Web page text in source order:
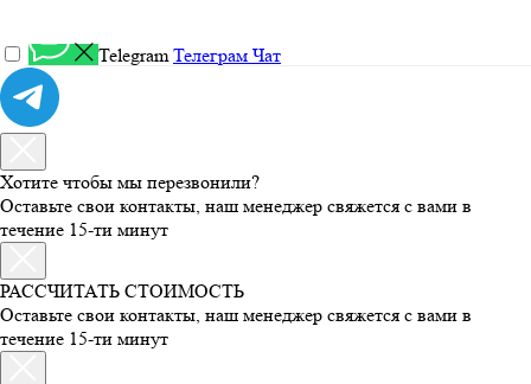
TelegramТелеграм Чат
Хотите чтобы мы перезвонили?
Оставьте свои контакты, наш менеджер свяжется с вами в
течение 15-ти минут
РАССЧИТАТЬ СТОИМОСТЬ
Оставьте свои контакты, наш менеджер свяжется с вами в
течение 15-ти минут